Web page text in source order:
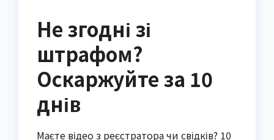
Не згодні зі
штрафом?
Оскаржуйте за 10
днів
Маєте відео з реєстратора чи свідків? 10